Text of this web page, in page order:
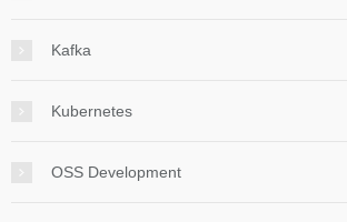
Kafka
Kubernetes
OSS Development